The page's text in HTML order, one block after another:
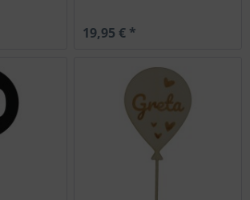
19,95 € *